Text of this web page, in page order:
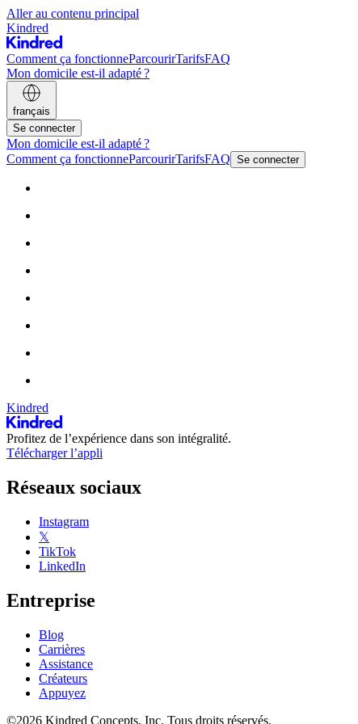
Aller au contenu principal
Kindred
Comment ça fonctionneParcourirTarifsFAQ
Mon domicile est-il adapté ?
français
Se connecter
Mon domicile est-il adapté ?
Comment ça fonctionneParcourirTarifsFAQ Se connecter
Kindred
Profitez de l’expérience dans son intégralité.
Télécharger l’appli
Réseaux sociaux
Instagram
𝕏
TikTok
LinkedIn
Entreprise
Blog
Carrières
Assistance
Créateurs
Appuyez
©2026 Kindred Concepts, Inc. Tous droits réservés.